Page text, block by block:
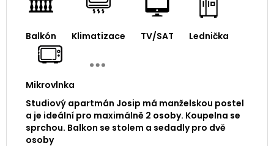
Balkón Klimatizace TV/SAT Lednička
Mikrovlnka
Studiový apartmán Josip má manželskou postel
a je ideální pro maximálně 2 osoby. Koupelna se
sprchou. Balkon se stolem a sedadly pro dvě
osoby